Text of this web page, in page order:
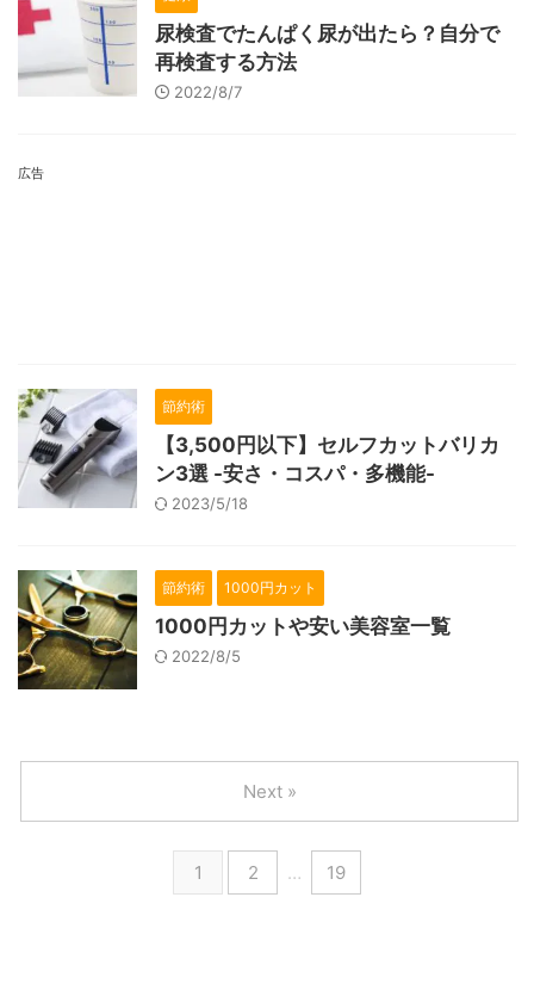
尿検査でたんぱく尿が出たら？自分で
再検査する方法
2022/8/7
広告
節約術
【3,500円以下】セルフカットバリカ
ン3選 -安さ・コスパ・多機能-
2023/5/18
節約術 1000円カット
1000円カットや安い美容室一覧
2022/8/5
1 2 … 19
Next »